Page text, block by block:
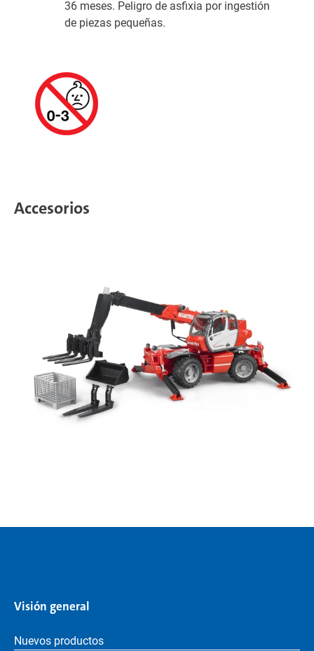
36 meses. Peligro de asfixia por ingestión
de piezas pequeñas.
Accesorios
Visión general
Nuevos productos